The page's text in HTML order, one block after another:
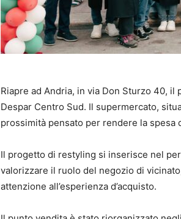
Riapre ad Andria, in via Don Sturzo 40,
Despar Centro Sud. Il supermercato,
prossimità pensato per rendere la
Il progetto di restyling si inserisce nel
valorizzare il ruolo del negozio di
attenzione all’esperienza d’acquisto.